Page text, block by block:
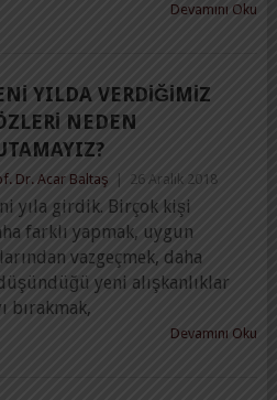
Devamını Oku
YILDA VERDIĞIMIZ
NEDEN
Dr. Acar Baltaş 26 Aralık 2018
yıla girdik. Birçok kişi
farklı yapmak, uygun
vazgeçmek, daha
yeni alışkanlıklar
bırakmak,
Devamını Oku